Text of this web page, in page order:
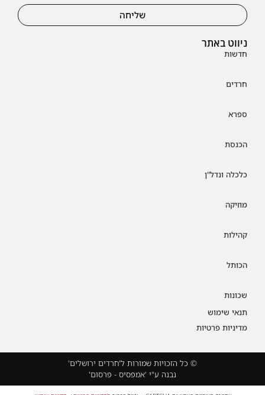
ניווט באתר
חדשות
חרדים
ספרא
הכנסת
כלכלה ונדל"ן
מוזיקה
קהילות
הכותל
שכונות
תנאי שימוש
מדיניות פרטיות
שליחה
© כל הזכויות שמורות ל'חרדים ירושלים'
נבנה ע"י 'אמפסיס - פרסום'